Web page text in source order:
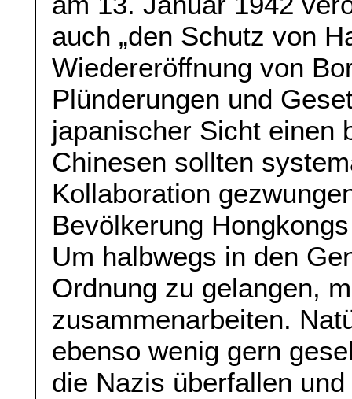
auch „den Schutz von
Wiedereröffnung von
Plünderungen und
japanischer Sicht einen
Chinesen sollten
Kollaboration
Bevölkerung
Um halbwegs in den
Ordnung zu gelangen,
zusammenarbeiten.
ebenso wenig gern
die Nazis überfallen